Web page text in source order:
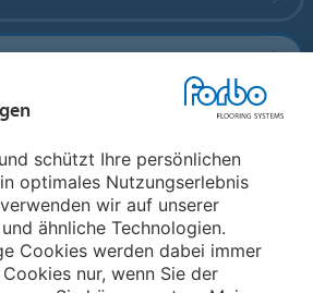
schützt Ihre persönlichen
optimales Nutzungserlebnis
wir auf unserer
ähnliche Technologien.
Cookies werden dabei immer
nur, wenn Sie der